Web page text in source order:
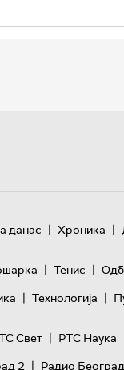
данас | Хроника |
| Тенис |
| Технологијa |
Свет | РТС Наука
2 | Радио